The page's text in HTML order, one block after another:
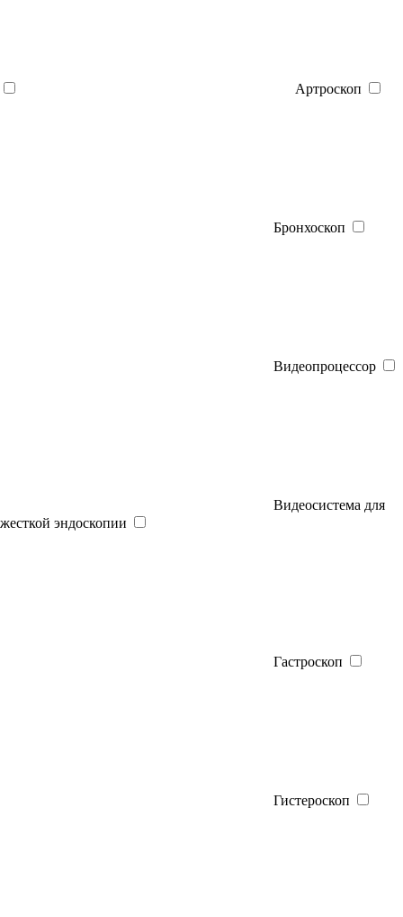
Артроскоп
Бронхоскоп
Видеопроцессор
Видеосистема для
жесткой эндоскопии
Гастроскоп
Гистероскоп